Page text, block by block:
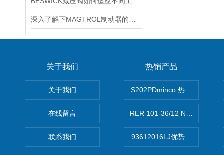
关于我们
关于我们
在线留言
联系我们
热销产品
S202PDminco 热电阻
RER 101-36/12 NHH离心
93612016LJ优势供应美国